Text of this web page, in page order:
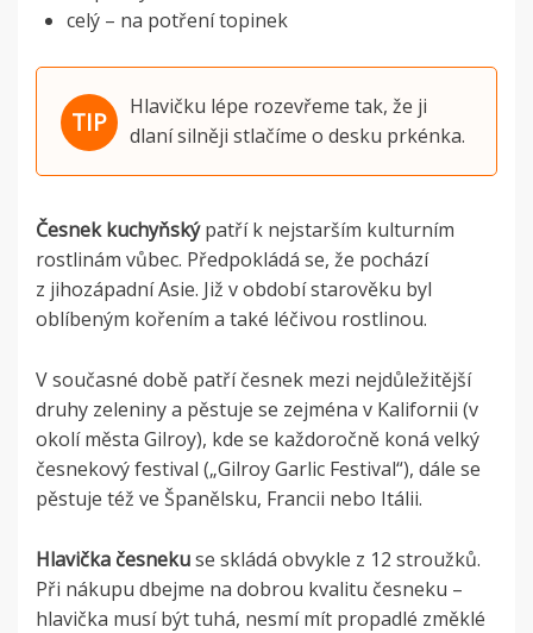
celý – na potření topinek
Hlavičku lépe rozevřeme tak, že ji
dlaní silněji stlačíme o desku prkénka.
Česnek kuchyňskýpatří k nejstarším kulturním
rostlinám vůbec. Předpokládá se, že pochází
z jihozápadní Asie. Již v období starověku byl
oblíbeným kořením a také léčivou rostlinou.
V současné době patří česnek mezi nejdůležitější
druhy zeleniny a pěstuje se zejména v Kalifornii (v
okolí města Gilroy), kde se každoročně koná velký
česnekový festival („Gilroy Garlic Festival“), dále se
pěstuje též ve Španělsku, Francii nebo Itálii.
Hlavička česnekuse skládá obvykle z 12 stroužků.
Při nákupu dbejme na dobrou kvalitu česneku –
hlavička musí být tuhá, nesmí mít propadlé změklé